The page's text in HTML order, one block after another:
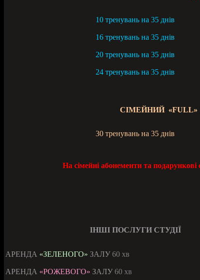
10 тренувань на 35 днів
16 тренувань на 35 днів
20 тренувань на 35 днів
24 тренувань на 35 днів
СІМЕЙНИЙ «FULL»
30 тренувань на 35 днів
На сімейні абонементи та
ІНШІ ПОСЛУГИ СТУДІЇ
АРЕНДА «ЗЕЛЕНОГО» ЗАЛУ 60 хв
АРЕНДА «РОЖЕВОГО» ЗАЛУ 60 хв